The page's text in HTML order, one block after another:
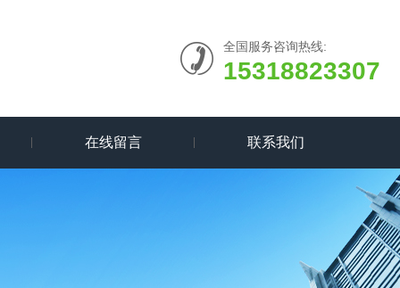
全国服务咨询热线:
15318823307
在线留言 联系我们